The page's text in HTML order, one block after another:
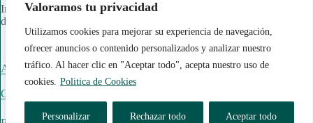
Valoramos tu privacidad
Utilizamos cookies para mejorar su experiencia de navegación,
ofrecer anuncios o contenido personalizados y analizar nuestro
tráfico. Al hacer clic en "Aceptar todo", acepta nuestro uso de
cookies. Politica de Cookies
Personalizar Rechazar todo Aceptar todo
Información de Estaciones y Paraderos, Guías de Información
de cada ciudad y Tips para organizar tu viaje.
Acerca de Nosotros
Contáctanos